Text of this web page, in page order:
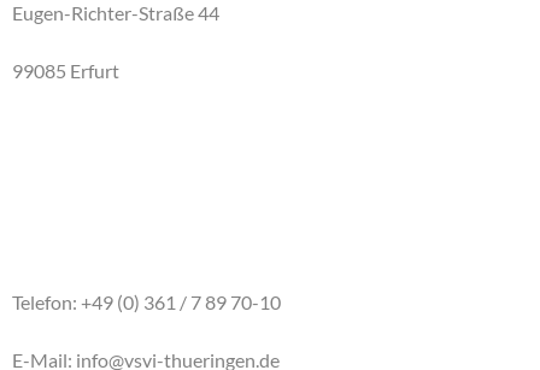
Eugen-Richter-Straße 44
99085 Erfurt
Telefon: +49 (0) 361 / 7 89 70-10
E-Mail: info@vsvi-thueringen.de